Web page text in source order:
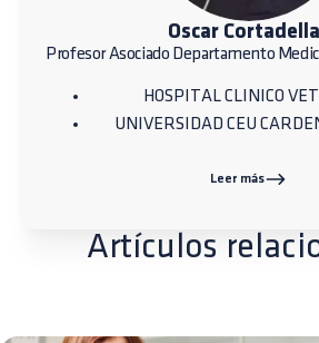
Oscar
Profesor Asociado Departamento
HOSPITAL CLINICO
UNIVERSIDAD CEU
Leer más
Artículos